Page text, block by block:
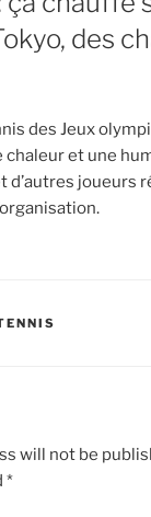
des
des Jeux
chaleur et une
d’autres joueurs
will not be
*